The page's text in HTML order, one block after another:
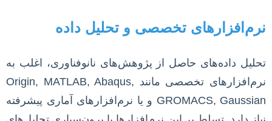
نرم‌افزارهای تخصصی و تحلیل داده
تحلیل داده‌های حاصل از پژوهش‌های نانوفناوری، اغلب به
نرم‌افزارهای تخصصی مانند Origin, MATLAB, Abaqus,
GROMACS, Gaussian و یا نرم‌افزارهای آماری پیشرفته